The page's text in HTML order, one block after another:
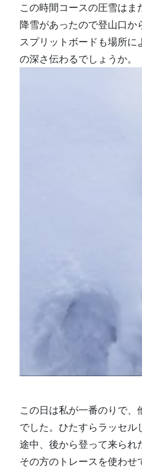
この時間コースの圧雪は
降雪があったので登山口か
スプリットボードも場所
の深さ伝わるでしょうか。
この日は私が一番のりで
でした。ひたすらラッセル
途中、後から登って来られ
その方のトレースを使わせ